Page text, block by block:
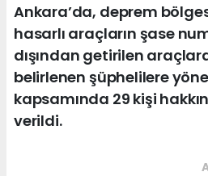
Ankara’da, deprem
hasarlı araçların şase
dışından getirilen
belirlenen şüphelilere
kapsamında 29 kişi
verildi.